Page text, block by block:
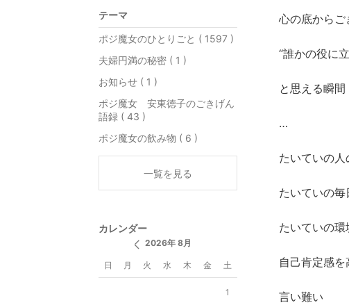
心の底から
“誰かの役に
と思える瞬間
…
たいていの人
たいていの毎
たいていの環
自己肯定感
言い難い
テーマ
ポジ魔女のひとりごと ( 1597 )
夫婦円満の秘密 ( 1 )
お知らせ ( 1 )
ポジ魔女 安東徳子のごきげん
語録 ( 43 )
ポジ魔女の飲み物 ( 6 )
一覧を見る
カレンダー
2026年 8月
日 月 火 水 木 金 土
1